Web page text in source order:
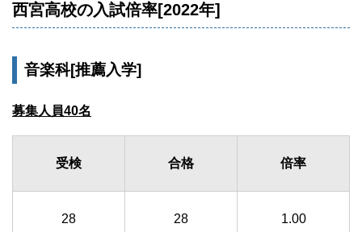
西宮高校の入試倍率[2022年]
音楽科[推薦入学]
募集人員40名
受検 合格 倍率
28 28 1.00